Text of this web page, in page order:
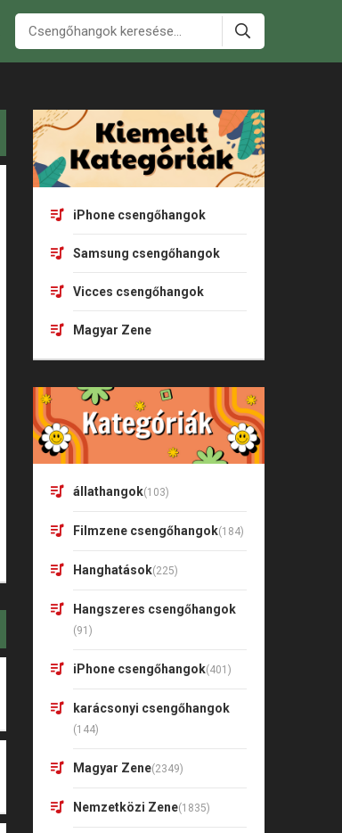
iPhone csengőhangok
Samsung csengőhangok
Vicces csengőhangok
Magyar Zene
állathangok(103)
Filmzene csengőhangok(184)
Hanghatások(225)
Hangszeres csengőhangok
(91)
iPhone csengőhangok(401)
karácsonyi csengőhangok
(144)
Magyar Zene(2349)
Nemzetközi Zene(1835)